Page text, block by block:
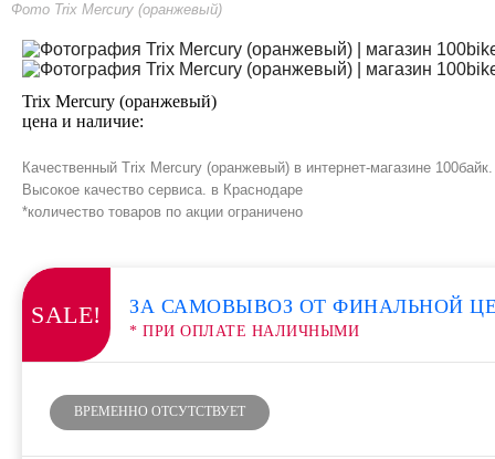
Фото Trix Mercury (оранжевый)
Trix Mercury (оранжевый)
цена и наличие:
Качественный Trix Mercury (оранжевый) в интернет-магазине
Высокое качество сервиса. в Краснодаре
*количество товаров по акции ограничено
SALE! ЗА САМОВЫВОЗ ОТ ФИНАЛЬНОЙ
* ПРИ ОПЛАТЕ НАЛИЧНЫМИ
ВРЕМЕННО ОТСУТСТВУЕТ